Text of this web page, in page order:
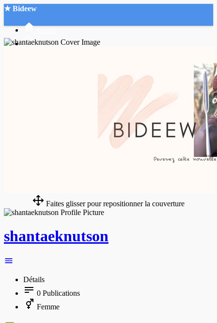
★ Bideew
Faites glisser pour repositionner la couverture
shantaeknutson
Détails
0 Publications
Femme